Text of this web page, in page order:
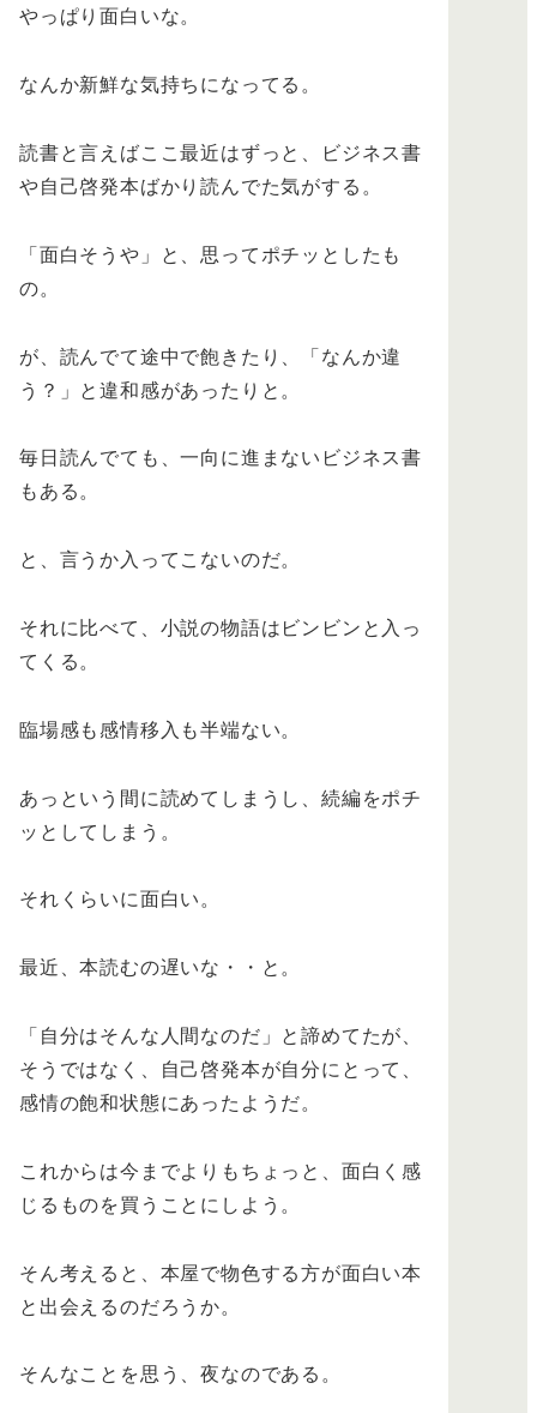
やっぱり面白いな。
なんか新鮮な気持ちになってる。
読書と言えばここ最近はずっと、ビジネス書
や自己啓発本ばかり読んでた気がする。
「面白そうや」と、思ってポチッとしたも
の。
が、読んでて途中で飽きたり、「なんか違
う？」と違和感があったりと。
毎日読んでても、一向に進まないビジネス書
もある。
と、言うか入ってこないのだ。
それに比べて、小説の物語はビンビンと入っ
てくる。
臨場感も感情移入も半端ない。
あっという間に読めてしまうし、続編をポチ
ッとしてしまう。
それくらいに面白い。
最近、本読むの遅いな・・と。
「自分はそんな人間なのだ」と諦めてたが、
そうではなく、自己啓発本が自分にとって、
感情の飽和状態にあったようだ。
これからは今までよりもちょっと、面白く感
じるものを買うことにしよう。
そん考えると、本屋で物色する方が面白い本
と出会えるのだろうか。
そんなことを思う、夜なのである。